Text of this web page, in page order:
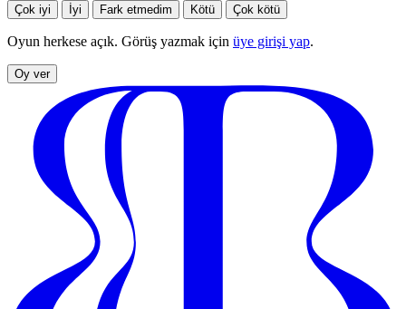
Çok iyi İyi Fark etmedim Kötü Çok kötü
Oyun herkese açık. Görüş yazmak için üye girişi yap.
Oy ver